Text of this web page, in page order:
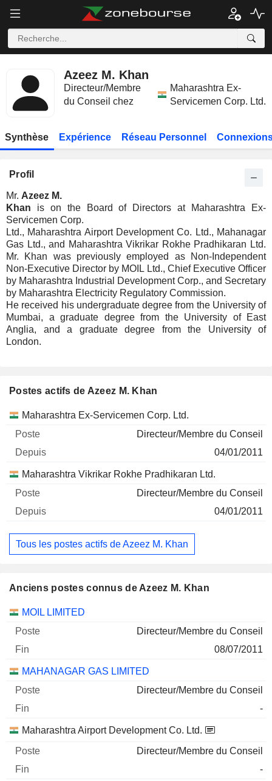
Azeez M. Khan
Directeur/Membre
du Conseil chez
Maharashtra Ex-
Servicemen Corp. Ltd.
Synthèse Expérience Réseau Personnel
Profil
Mr. Azeez M.
Khan is on the Board of Directors at Maharashtra Ex-
Servicemen Corp.
Ltd., Maharashtra Airport Development Co. Ltd., Mahanagar
Gas Ltd., and Maharashtra Vikrikar Rokhe Pradhikaran Ltd.
Mr. Khan was previously employed as Non-Independent
Non-Executive Director by MOIL Ltd., Chief Executive Officer
by Maharashtra Industrial Development Corp., and Secretary
by Maharashtra Electricity Regulatory Commission.
He received his undergraduate degree from the University of
Mumbai, a graduate degree from the University of East
Anglia, and a graduate degree from the University of
London.
Postes actifs de Azeez M. Khan
Sociétés Poste Début
Maharashtra Ex-Servicemen Corp. Ltd.
Directeur/Membre du Conseil
04/01/2011
Maharashtra Vikrikar Rokhe Pradhikaran Ltd.
Directeur/Membre du Conseil
04/01/2011
Tous les postes actifs de Azeez M. Khan
Anciens postes connus de Azeez M. Khan
Sociétés Poste Fin
MOIL LIMITED
Directeur/Membre du Conseil
08/07/2011
MAHANAGAR GAS LIMITED
Directeur/Membre du Conseil
-
Maharashtra Airport Development Co. Ltd.
Directeur/Membre du Conseil
-